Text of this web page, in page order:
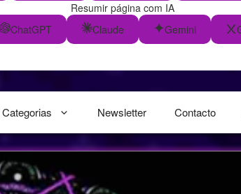
Resumir página com IA
ChatGPT Claude Gemini
Categorias Newsletter Contacto